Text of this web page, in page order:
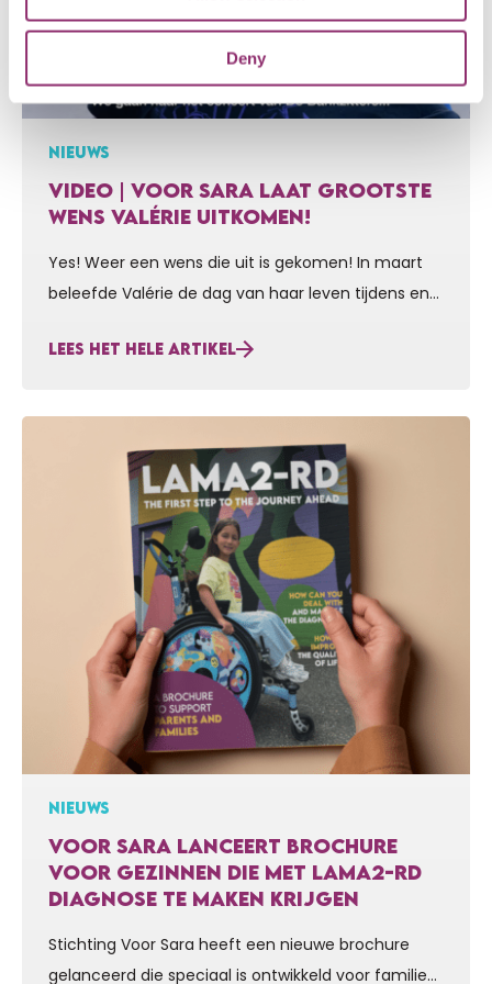
Deny
NIEUWS
VIDEO | VOOR SARA LAAT GROOTSTE
WENS VALÉRIE UITKOMEN!
Yes! Weer een wens die uit is gekomen! In maart
beleefde Valérie de dag van haar leven tijdens en
Arena in Antwerpen. Want direct na de geweldige
mannen van de Bankzitters ook nog even
persoonlijk met Valérie en…
LEES HET HELE ARTIKEL
NIEUWS
VOOR SARA LANCEERT BROCHURE
VOOR GEZINNEN DIE MET LAMA2-RD
DIAGNOSE TE MAKEN KRIJGEN
Stichting Voor Sara heeft een nieuwe brochure
gelanceerd die speciaal is ontwikkeld voor families